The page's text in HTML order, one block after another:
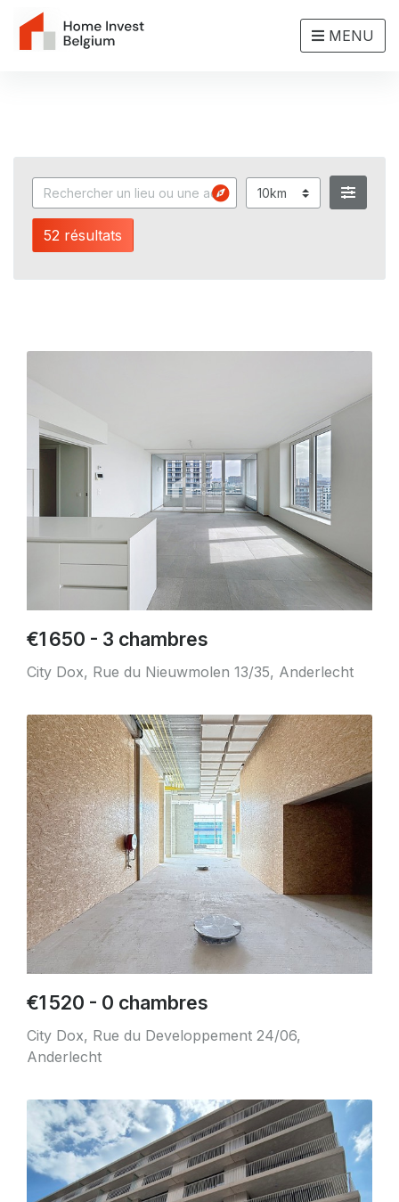
MENU
52 résultats
€1 650 - 3 chambres
City Dox, Rue du Nieuwmolen 13/35, Anderlecht
€1 520 - 0 chambres
City Dox, Rue du Developpement 24/06,
Anderlecht